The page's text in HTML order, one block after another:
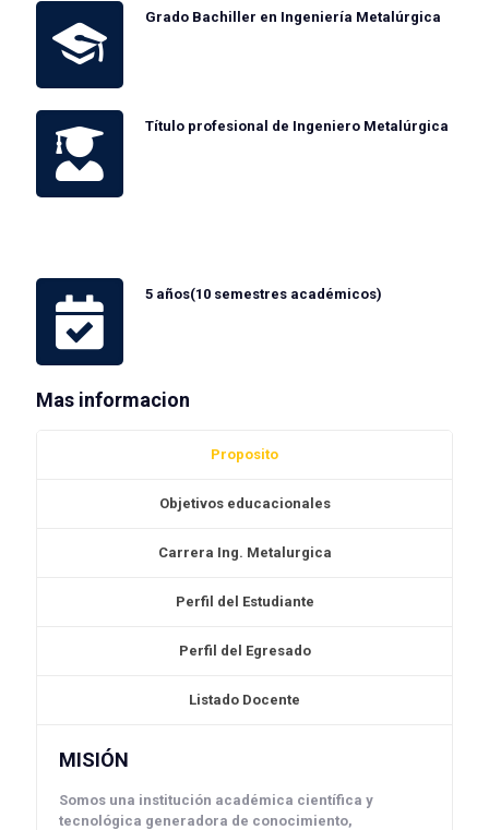
Grado Bachiller en Ingeniería Metalúrgica
Título profesional de Ingeniero Metalúrgica
5 años(10 semestres académicos)
Mas informacion
Proposito
Objetivos educacionales
Carrera Ing. Metalurgica
Perfil del Estudiante
Perfil del Egresado
Listado Docente
MISIÓN
Somos una institución académica científica y
tecnológica generadora de conocimiento,